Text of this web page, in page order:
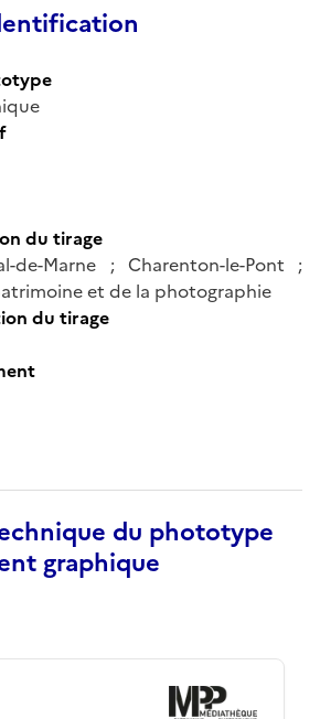
du tirage
de-Marne ; Charenton-le-Pont ;
et de la photographie
du tirage
du phototype
graphique